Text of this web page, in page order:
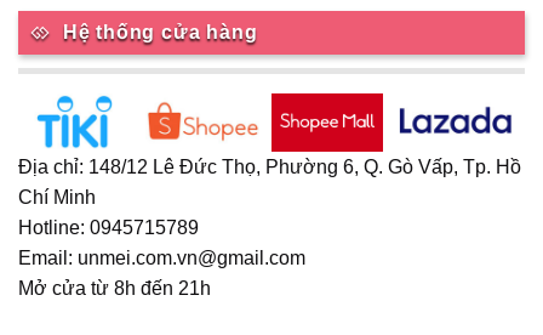
thể.
Các
tùy
chọn
có
được
trên
trang
sản
tùy
có
được
Hệ thống cửa hàng
Địa chỉ: 148/12 Lê Đức Thọ, Phường 6, Q. Gò Vấp, Tp. Hồ
Chí Minh
Hotline: 0945715789
Email: unmei.com.vn@gmail.com
Mở cửa từ 8h đến 21h